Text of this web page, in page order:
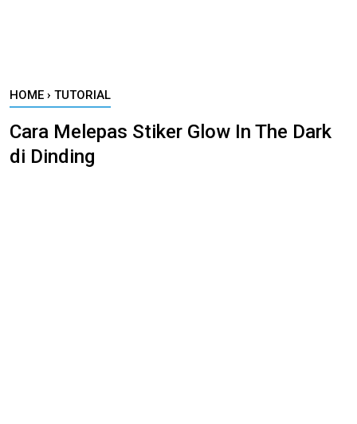
HOME › TUTORIAL
Cara Melepas Stiker Glow In The Dark
di Dinding